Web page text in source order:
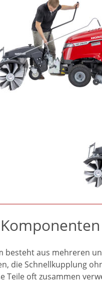
besteht aus mehreren
die Schnellkupplung
Teile oft zusammen